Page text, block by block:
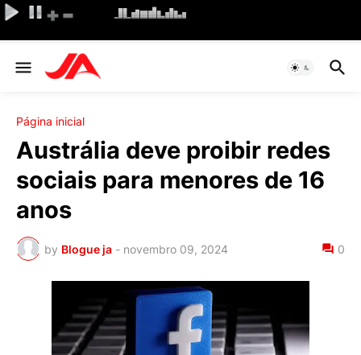
Página inicial
Austrália deve proibir redes
sociais para menores de 16
anos
by Blogue ja - novembro 09, 2024 0